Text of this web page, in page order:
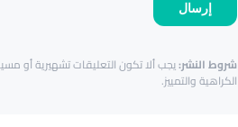
إرسال
شروط النشر:يجب ألا تكون التعليقات تشهيرية أو
الكراهية والتمييز.